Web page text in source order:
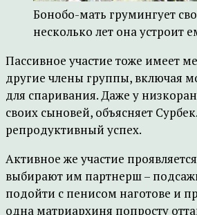
Бонобо-мать грумингует
несколько лет она устроит
Пассивное участие тоже имеет
другие члены группы, включая
для спаривания. Даже у
своих сыновей, объясняет
репродуктивный успех.
Активное же участие
выбирают им партнерш –
подойти с пенисом наготове и
одна матриархиня попросту